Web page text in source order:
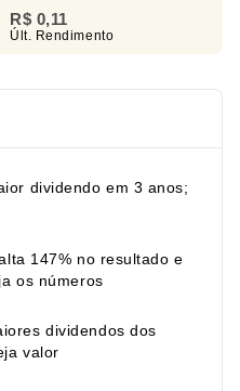
R$ 0,11
Últ. Rendimento
dividendo em 3 anos;
147% no resultado e
os números
dividendos dos
valor